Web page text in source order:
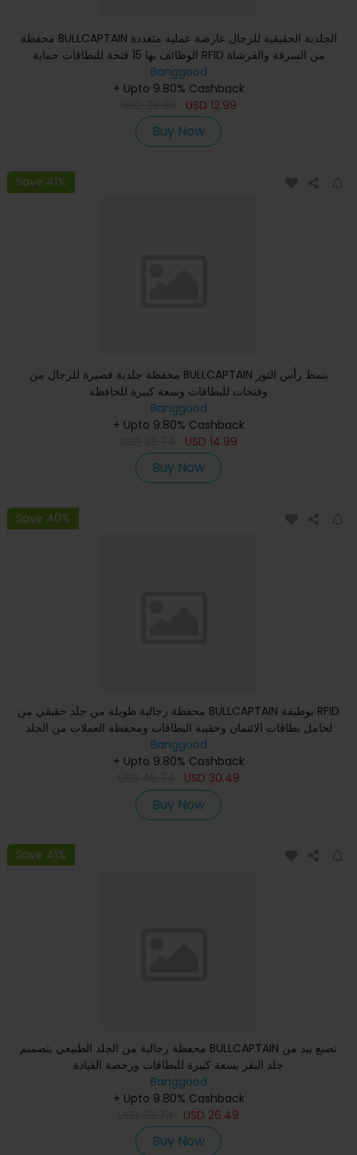
محفظة BULLCAPTAIN الجلدية الحقيقية للرجال عارضة عملية متعددة
الوظائف بها 15 فتحة للبطاقات حماية RFID من السرقة والفرشاة
Banggood
+ Upto 9.80% Cashback
USD 12.99
Buy Now
Save 41%
محفظة جلدية قصيرة للرجال من BULLCAPTAIN بنمط رأس الثور
وفتحات للبطاقات وسعة كبيرة للحافظة
Banggood
+ Upto 9.80% Cashback
USD 14.99
Buy Now
Save 40%
محفظة رجالية طويلة من جلد حقيقي من BULLCAPTAIN بوظيفة RFID
لحامل بطاقات الائتمان وحقيبة البطاقات ومحفظة العملات من الجلد
Banggood
+ Upto 9.80% Cashback
USD 30.49
Buy Now
Save 41%
محفظة رجالية من الجلد الطبيعي بتصميم BULLCAPTAIN تصنع بيد من
جلد البقر بسعة كبيرة للبطاقات ورخصة القيادة
Banggood
+ Upto 9.80% Cashback
USD 26.49
Buy Now